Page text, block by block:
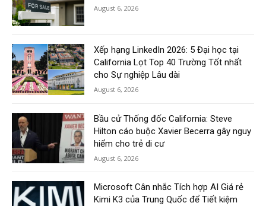
August 6, 2026
Xếp hạng LinkedIn 2026: 5 Đại học tại
California Lọt Top 40 Trường Tốt nhất
cho Sự nghiệp Lâu dài
August 6, 2026
Bầu cử Thống đốc California: Steve
Hilton cáo buộc Xavier Becerra gây nguy
hiểm cho trẻ di cư
August 6, 2026
Microsoft Cân nhắc Tích hợp AI Giá rẻ
Kimi K3 của Trung Quốc để Tiết kiệm